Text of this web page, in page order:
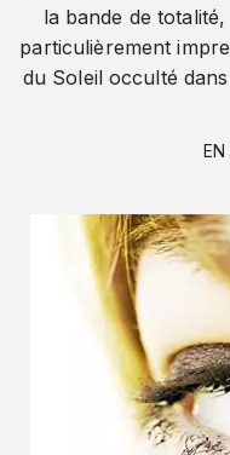
la bande de
particulièrement
du Soleil occulté
EN